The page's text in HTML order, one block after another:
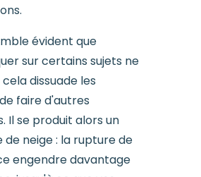
évident que
sur certains sujets ne
dissuade les
faire d'autres
Il se produit alors un
neige : la rupture de
engendre davantage